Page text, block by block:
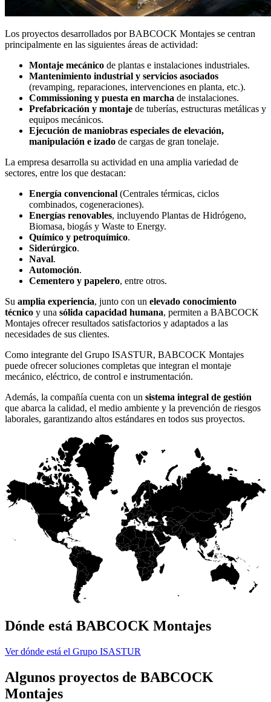
Los proyectos desarrollados por BABCOCK Montajes se centran
principalmente en las siguientes áreas de actividad:
Montaje mecánico de plantas e instalaciones industriales.
Mantenimiento industrial y servicios asociados
(revamping, reparaciones, intervenciones en planta, etc.).
Commissioning y puesta en marcha de instalaciones.
Prefabricación y montaje de tuberías, estructuras metálicas y
equipos mecánicos.
Ejecución de maniobras especiales de elevación,
manipulación e izado de cargas de gran tonelaje.
La empresa desarrolla su actividad en una amplia variedad de
sectores, entre los que destacan:
Energía convencional (Centrales térmicas, ciclos
combinados, cogeneraciones).
Energías renovables, incluyendo Plantas de Hidrógeno,
Biomasa, biogás y Waste to Energy.
Químico y petroquímico.
Siderúrgico.
Naval.
Automoción.
Cementero y papelero, entre otros.
Su amplia experiencia, junto con un elevado conocimiento
técnico y una sólida capacidad humana, permiten a BABCOCK
Montajes ofrecer resultados satisfactorios y adaptados a las
necesidades de sus clientes.
Como integrante del Grupo ISASTUR, BABCOCK Montajes
puede ofrecer soluciones completas que integran el montaje
mecánico, eléctrico, de control e instrumentación.
Además, la compañía cuenta con un sistema integral de gestión
que abarca la calidad, el medio ambiente y la prevención de riesgos
laborales, garantizando altos estándares en todos sus proyectos.
Dónde está BABCOCK Montajes
Ver dónde está el Grupo ISASTUR
Algunos proyectos de BABCOCK
Montajes